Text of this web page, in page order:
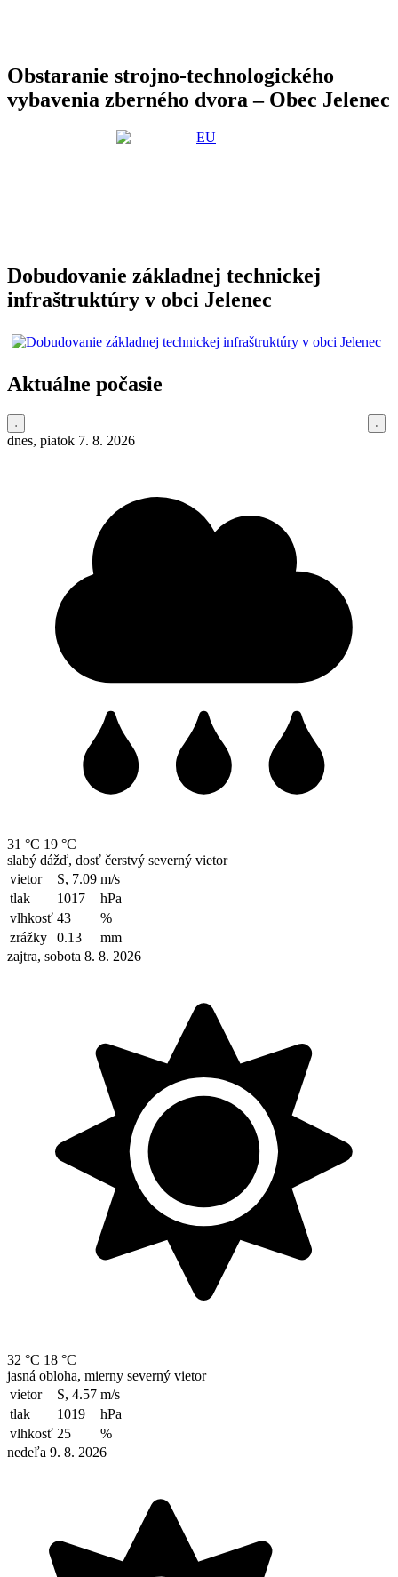
Obstaranie strojno-technologického
vybavenia zberného dvora – Obec Jelenec
Dobudovanie základnej technickej
infraštruktúry v obci Jelenec
Aktuálne počasie
dnes, piatok 7. 8. 2026
31 °C 19 °C
slabý dážď, dosť čerstvý severný vietor
vietor
S, 7.09 m/s
tlak
1017
hPa
vlhkosť 43
%
zrážky
0.13
mm
zajtra, sobota 8. 8. 2026
32 °C 18 °C
jasná obloha, mierny severný vietor
vietor
S, 4.57 m/s
tlak
1019
hPa
vlhkosť 25
%
nedeľa 9. 8. 2026